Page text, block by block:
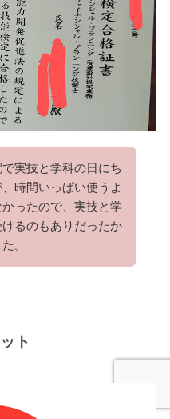
実技と学科の日にち
時間いっぱい使うよ
ったので、実技と学
るのもありだったか
。
ト